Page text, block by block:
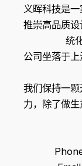
义晖科技是
推崇高品质
统
公司坐落于
我们保持一
力，除了做